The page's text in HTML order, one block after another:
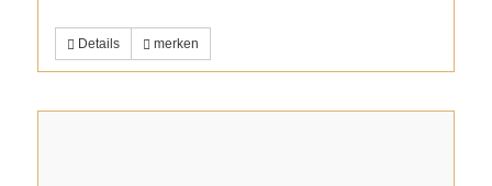
Details merken